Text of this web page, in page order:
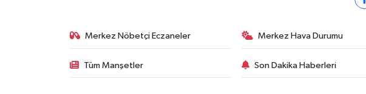
Merkez Nöbetçi Eczaneler Merkez Hava Durumu
Tüm Manşetler Son Dakika Haberleri